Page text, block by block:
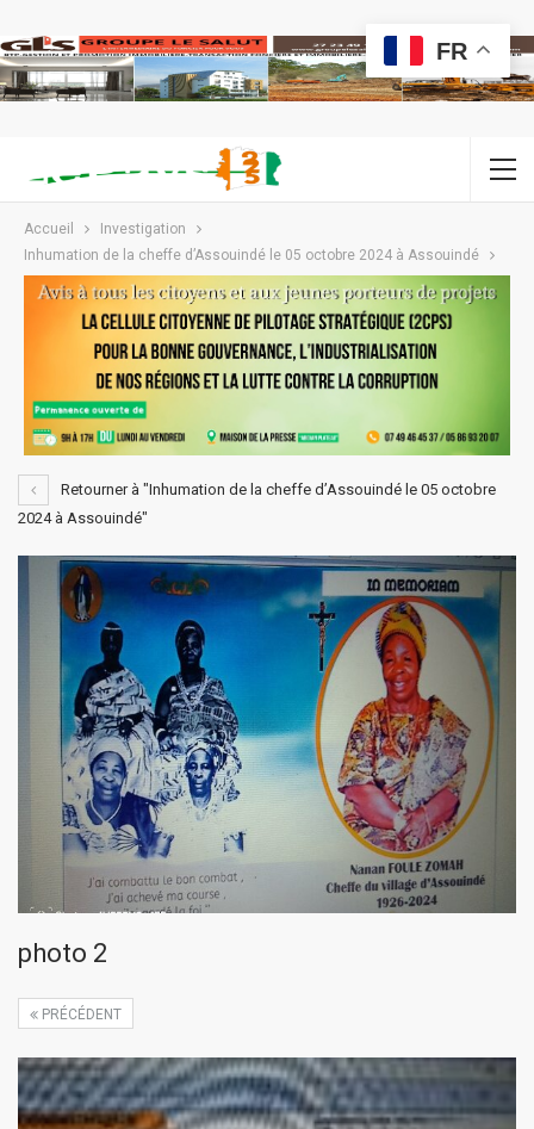
Accueil
Investigation
Inhumation de la cheffe d’Assouindé le 05 octobre 2024 à Assouindé
Retourner à "Inhumation de la cheffe d’Assouindé le 05 octobre
2024 à Assouindé"
photo 2
PRÉCÉDENT
FR